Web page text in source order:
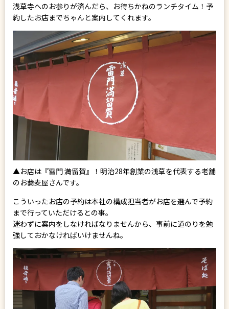
浅草寺へのお参りが済んだら、お待ちかねのランチタイム！予
約したお店までちゃんと案内してくれます。
▲お店は『雷門 満留賀』！明治28年創業の浅草を代表する老舗
のお蕎麦屋さんです。
こういったお店の予約は本社の構成担当者がお店を選んで予約
まで行っていただけるとの事。
迷わずに案内をしなければなりませんから、事前に道のりを勉
強しておかなければいけませんね。